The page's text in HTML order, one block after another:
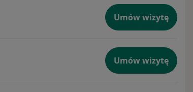
Umów wizytę
Umów wizytę